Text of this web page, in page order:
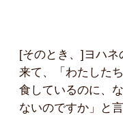
[そのとき、]ヨハ
来て、「わたした
食しているのに、
ないのですか」と